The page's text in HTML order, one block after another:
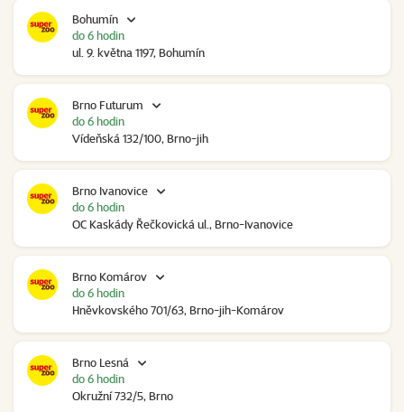
Bohumín
ul. 9. května 1197, Bohumín
do 6 hodin
Brno Futurum
Vídeňská 132/100, Brno-jih
do 6 hodin
Brno Ivanovice
OC Kaskády Řečkovická ul., Brno-Ivanovice
do 6 hodin
Brno Komárov
Hněvkovského 701/63, Brno-jih-Komárov
do 6 hodin
Brno Lesná
Okružní 732/5, Brno
do 6 hodin